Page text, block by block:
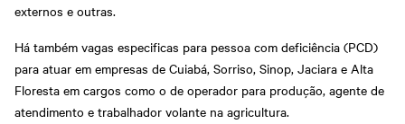
externos e outras.
Há também vagas especificas para pessoa com deficiência (PCD)
para atuar em empresas de Cuiabá, Sorriso, Sinop, Jaciara e Alta
Floresta em cargos como o de operador para produção, agente de
atendimento e trabalhador volante na agricultura.